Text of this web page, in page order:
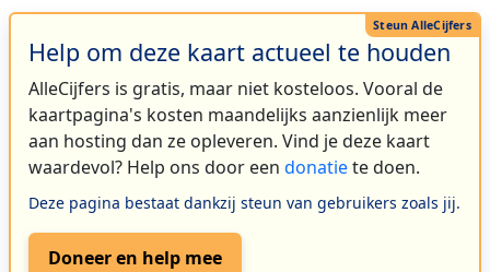
Help om deze kaart actueel te houden
AlleCijfers is gratis, maar niet kosteloos. Vooral de
kaartpagina's kosten maandelijks aanzienlijk meer
aan hosting dan ze opleveren. Vind je deze kaart
waardevol? Help ons door een donatiete doen.
Deze pagina bestaat dankzij steun van gebruikers zoals jij.
Doneer en help mee